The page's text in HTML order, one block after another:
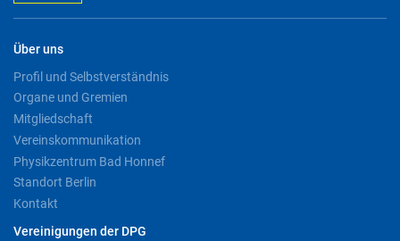
Über uns
Profil und Selbstverständnis
Organe und Gremien
Mitgliedschaft
Vereinskommunikation
Physikzentrum Bad Honnef
Standort Berlin
Kontakt
Vereinigungen der DPG